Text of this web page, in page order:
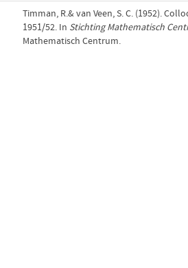
Timman, R.& van Veen, S. C. (1952).
1951/52. In Stichting Mathematisch
Mathematisch Centrum.